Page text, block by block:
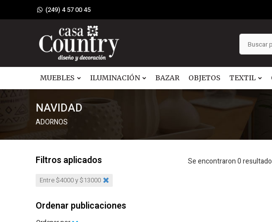
(249) 4 57 00 45
MUEBLES ILUMINACIÓN BAZAR OBJETOS TEXTIL
NAVIDAD
ADORNOS
Filtros aplicados
Entre $4000 y $13000
Ordenar publicaciones
Se encontraron0